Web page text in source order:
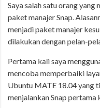
Saya salah satu orang yang
paket manajer Snap.
menjadi paket manajer
dilakukan dengan pelan-
Pertama kali saya
mencoba memperbaiki
Ubuntu MATE 18.04 yang
menjalankan Snap pertama